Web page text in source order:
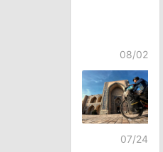
08/02
07/24